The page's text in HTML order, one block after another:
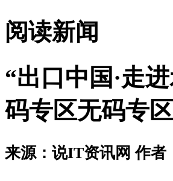
阅读新闻
“出口中国·走
码专区无码专
来源：说IT资讯网 作者